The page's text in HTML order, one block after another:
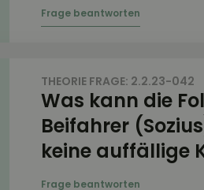
THEORIE FRAGE: 2.2.23-042
Was kann die
Beifahrer
keine auffällige